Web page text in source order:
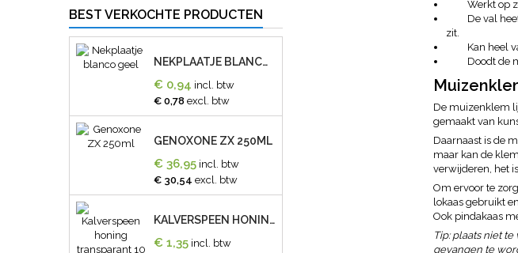
BEST VERKOCHTE PRODUCTEN
NEKPLAATJE BLANCO GEEL
€ 0,94 incl. btw
€ 0,78 excl. btw
GENOXONE ZX 250ML
€ 36,95 incl. btw
€ 30,54 excl. btw
KALVERSPEEN HONING TRANSPARANT 10 CM
€ 1,35 incl. btw
Werkt op
De val
zit.
Kan heel
Doodt de
De muizenklem
gemaakt van
Daarnaast is de
maar kan de
verwijderen, het
Om ervoor te
lokaas gebruikt
Ook pindakaas
Tip: plaats niet
gevangen te